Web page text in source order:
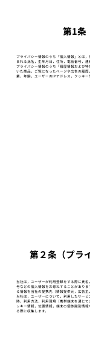
第1条
プライバシー情報のうち「個人情報」とは
まれる氏名，生年月日，住所，電話番号，
プライバシー情報のうち「履歴情報および
いた商品，ご覧になったページや広告の履
業，年齢，ユーザーのIPアドレス，クッキー
第２条（プラ
当社は，ユーザーが利用登録をする際に氏
号などの個人情報をお尋ねすることがあり
る情報を当社の提携先（情報提供元，広告主
当社は，ユーザーについて，利用したサー
時，利用方法，利用環境（携帯端末を通じ
ッキー情報，位置情報，端末の個体識別情
る際に収集します。